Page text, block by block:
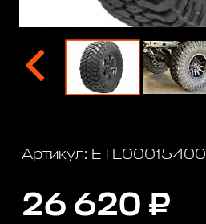
Артикул: ETL00015400
26 620 ₽